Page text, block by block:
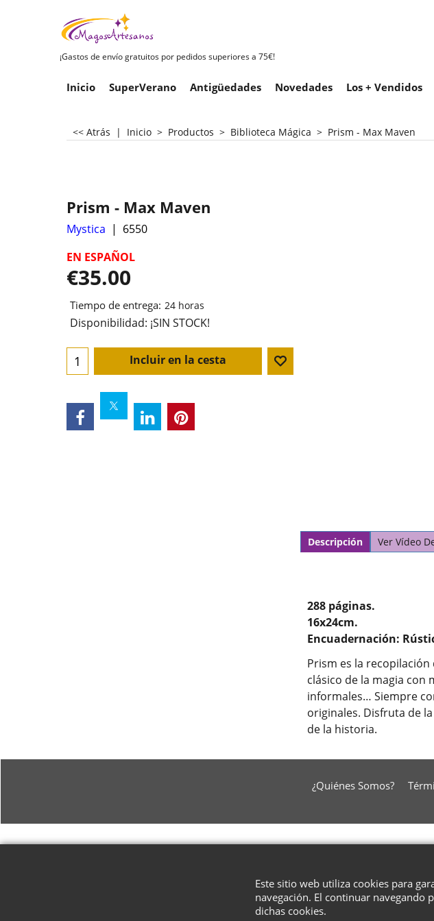
¡Gastos de envío gratuitos por pedidos superiores a 75€!
Inicio SuperVerano Antigüedades Novedades Los + Vendidos
<< Atrás | Inicio > Productos > Biblioteca Mágica > Prism - Max Maven
Prism - Max Maven
Mystica
6550
EN ESPAÑOL
€35.00
Tiempo de entrega: 24 horas
Disponibilidad: ¡SIN STOCK!
Incluir en la cesta
Descripción Ver Vídeo
288 páginas.
16x24cm.
Encuadernación:
Prism es la recopilación
clásico de la magia con
informales… Siempre
originales. Disfruta de
de la historia.
¿Quiénes Somos?
Este sitio web utiliza cookies para
navegación. El continuar navegando
dichas cookies.